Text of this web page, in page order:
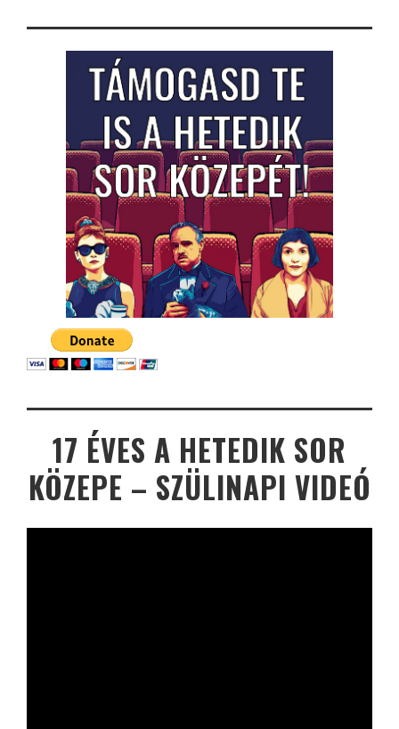
17 ÉVES A HETEDIK SOR
KÖZEPE – SZÜLINAPI VIDEÓ